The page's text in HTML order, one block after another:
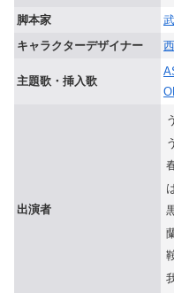
脚本家
キャラクターデザイナー
主題歌・挿入歌
出演者